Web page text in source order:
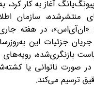
آغاز به کار
منتشرشده، سازمان
«ان‌آی‌اس»، در هفته
جزئیات این
بازنگری‌شده، رویه‌های
در صورت ناتوانی یا
ترسیم می‌کند.